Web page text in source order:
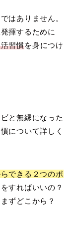
はありません。
揮するために
習慣を身につけ
と無縁になった
について詳しく
できる２つのポ
すればいいの？
ずどこから？